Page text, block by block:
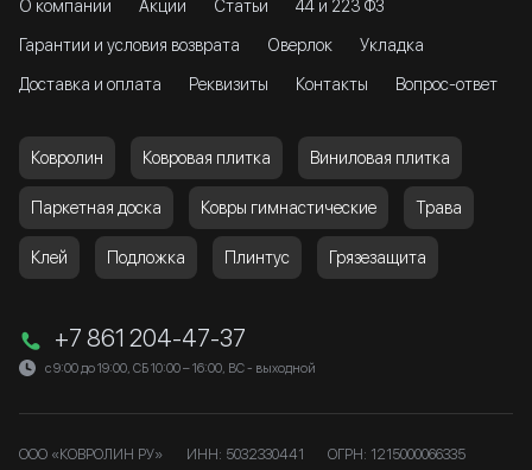
О компании Акции Статьи 44 и 223 ФЗ
Гарантии и условия возврата Оверлок Укладка
Доставка и оплата Реквизиты Контакты Вопрос-ответ
Ковролин Ковровая плитка Виниловая плитка
Паркетная доска Ковры гимнастические Трава
Клей Подложка Плинтус Грязезащита
+7 861 204-47-37
с 9:00 до 19:00, СБ 10:00 – 16:00, ВС - выходной
ООО «КОВРОЛИН РУ» ИНН: 5032330441 ОГРН: 1215000066335